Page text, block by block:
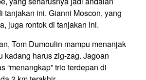
tanjakan ini. Gianni Moscon, yang
juga rontok di tanjakan ini.
Tom Dumoulin mampu menanjak
kadang harus zig-zag. Jagoan
“menangkap” trio terdepan di